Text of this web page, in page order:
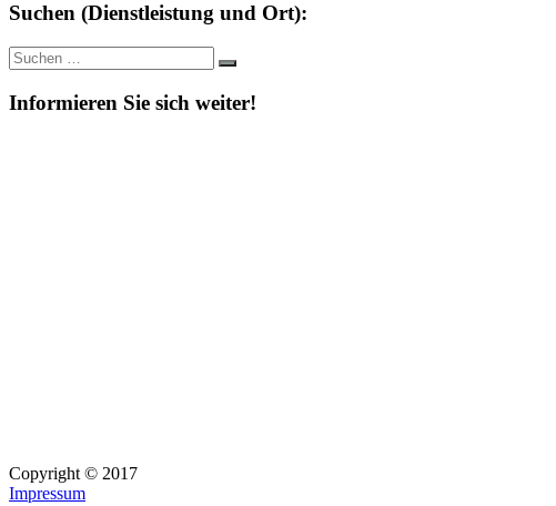
Suchen (Dienstleistung und Ort):
Suche
nach:
Suchen
Informieren Sie sich weiter!
Copyright © 2017
Impressum